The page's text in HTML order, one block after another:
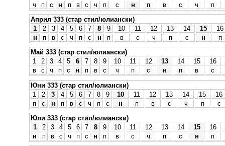
ч
п с н п в с ч п с н п в с ч
п
Април 333 (стар стил/юлиански)
1
2 3 4 5 6 7 8 9 10 11 12 13 14 15
16
н
п в с ч п с н п в с ч п с н
п
Май 333 (стар стил/юлиански)
1
2 3 4 5 6 7 8 9 10 11 12 13 14 15
16
в
с ч п с н п в с ч п с н п в
с
Юни 333 (стар стил/юлиански)
1
2 3 4 5 6 7 8 9 10 11 12 13 14 15
16
п
с н п в с ч п с н п в с ч п
с
Юли 333 (стар стил/юлиански)
1
2 3 4 5 6 7 8 9 10 11 12 13 14 15
16
н
п в с ч п с н п в с ч п с н
п